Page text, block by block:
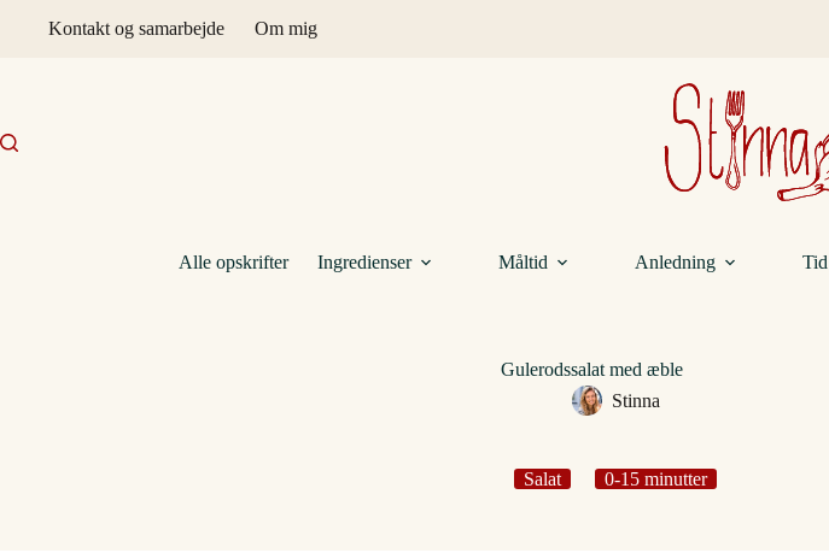
Kontakt og samarbejde Om mig
Alle opskrifter Ingredienser Måltid Anledning Tid
Gulerodssalat med æble
Stinna
Salat 0-15 minutter